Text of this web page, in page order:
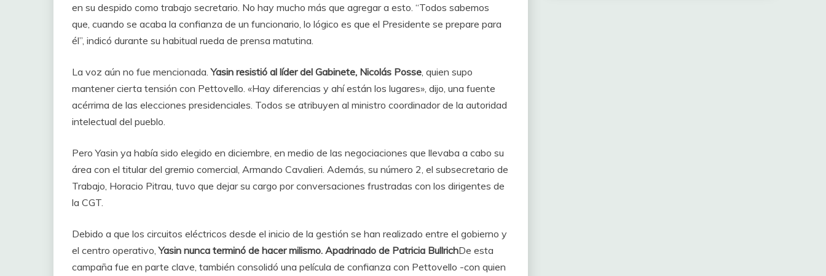
en su despido como trabajo secretario. No hay mucho más que agregar a esto. “Todos sabemos
que, cuando se acaba la confianza de un funcionario, lo lógico es que el Presidente se prepare para
él”, indicó durante su habitual rueda de prensa matutina.
La voz aún no fue mencionada.Yasin resistió al líder del Gabinete, Nicolás Posse , quien supo
mantener cierta tensión con Pettovello. «Hay diferencias y ahí están los lugares», dijo, una fuente
acérrima de las elecciones presidenciales. Todos se atribuyen al ministro coordinador de la autoridad
intelectual del pueblo.
Pero Yasin ya había sido elegido en diciembre, en medio de las negociaciones que llevaba a cabo su
área con el titular del gremio comercial, Armando Cavalieri. Además, su número 2, el subsecretario de
Trabajo, Horacio Pitrau, tuvo que dejar su cargo por conversaciones frustradas con los dirigentes de
la CGT.
Debido a que los circuitos eléctricos desde el inicio de la gestión se han realizado entre el gobierno y
el centro operativo,Yasin nunca terminó de hacer milismo. Apadrinado de Patricia BullrichDe esta
campaña fue en parte clave, también consolidó una película de confianza con Pettovello -con quien